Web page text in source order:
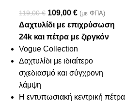
119,00€ 109,00 € (με ΦΠΑ)
Δαχτυλίδι με επιχρύσωση
24k και πέτρα με ζιργκόν
Vogue Collection
Δαχτυλίδι με ιδιαίτερο
σχεδιασμό και σύγχρονη
λάμψη
Η εντυπωσιακή κεντρική πέτρα